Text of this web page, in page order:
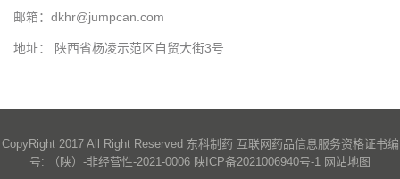
邮箱：dkhr@jumpcan.com
地址： 陕西省杨凌示范区自贸大街3号
CopyRight 2017 All Right Reserved 东科制药 互联网药品信息服务资格证书编
号: （陕）-非经营性-2021-0006 陕ICP备2021006940号-1 网站地图